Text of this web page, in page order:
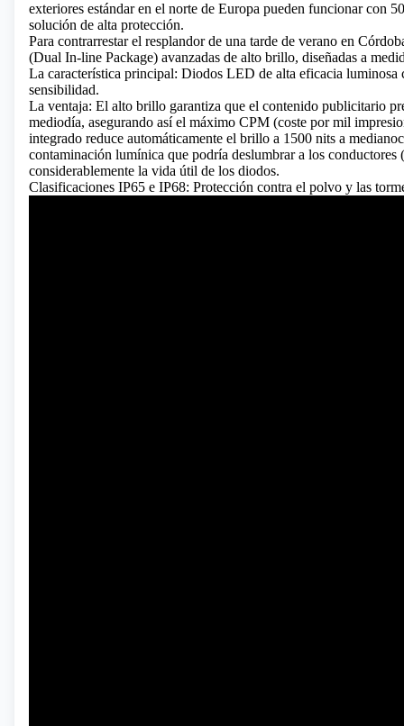
exteriores estándar en el norte de Europa pueden funcionar con
solución de alta protección.
Para contrarrestar el resplandor de una tarde de verano en
(Dual In-line Package) avanzadas de alto brillo, diseñadas a
La característica principal: Diodos LED de alta eficacia luminosa
sensibilidad.
La ventaja: El alto brillo garantiza que el contenido publicitario
mediodía, asegurando así el máximo CPM (coste por mil
integrado reduce automáticamente el brillo a 1500 nits a
contaminación lumínica que podría deslumbrar a los
considerablemente la vida útil de los diodos.
Clasificaciones IP65 e IP68: Protección contra el polvo y las